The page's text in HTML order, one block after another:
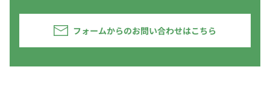
フォームからのお問い合わせはこちら